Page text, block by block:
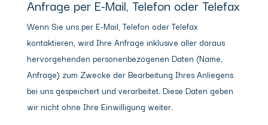
Anfrage per E-Mail, Telefon oder Telefax
Wenn Sie uns per E-Mail, Telefon oder Telefax
kontaktieren, wird Ihre Anfrage inklusive aller daraus
hervorgehenden personenbezogenen Daten (Name,
Anfrage) zum Zwecke der Bearbeitung Ihres Anliegens
bei uns gespeichert und verarbeitet. Diese Daten geben
wir nicht ohne Ihre Einwilligung weiter.